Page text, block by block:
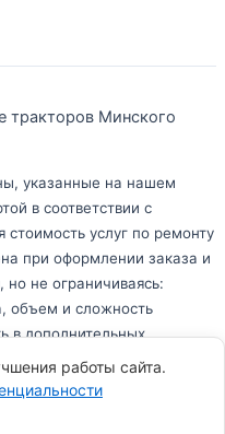
тракторов Минского
указанные на нашем
в соответствии с
стоимость услуг по ремонту
при оформлении заказа и
но не ограничиваясь:
объем и сложность
в дополнительных
данных
данных
работы сайта.